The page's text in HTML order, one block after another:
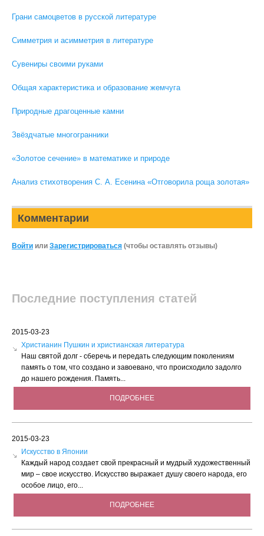
Грани самоцветов в русской литературе
Симметрия и асимметрия в литературе
Сувениры своими руками
Общая характеристика и образование жемчуга
Природные драгоценные камни
Звёздчатые многогранники
«Золотое сечение» в математике и природе
Анализ стихотворения С. А. Есенина «Отговорила роща золотая»
Комментарии
Войти или Зарегистрироваться (чтобы оставлять отзывы)
Последние поступления статей
2015-03-23
Христианин Пушкин и христианская литература
Наш святой долг - сберечь и передать следующим поколениям
память о том, что создано и завоевано, что происходило задолго
до нашего рождения. Память...
ПОДРОБНЕЕ
2015-03-23
Искусство в Японии
Каждый народ создает свой прекрасный и мудрый художественный
мир – свое искусство. Искусство выражает душу своего народа, его
особое лицо, его...
ПОДРОБНЕЕ